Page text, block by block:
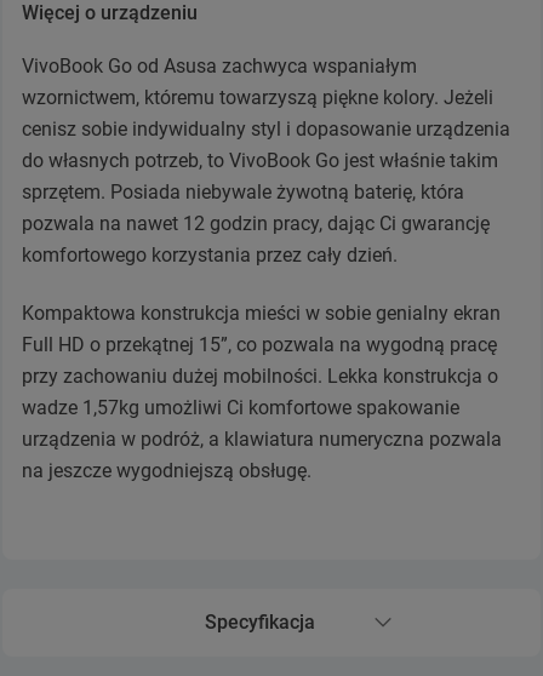
Więcej o urządzeniu
VivoBook Go od Asusa zachwyca wspaniałym
wzornictwem, któremu towarzyszą piękne kolory. Jeżeli
cenisz sobie indywidualny styl i dopasowanie urządzenia
do własnych potrzeb, to VivoBook Go jest właśnie takim
sprzętem. Posiada niebywale żywotną baterię, która
pozwala na nawet 12 godzin pracy, dając Ci gwarancję
komfortowego korzystania przez cały dzień.
Kompaktowa konstrukcja mieści w sobie genialny ekran
Full HD o przekątnej 15”, co pozwala na wygodną pracę
przy zachowaniu dużej mobilności. Lekka konstrukcja o
wadze 1,57kg umożliwi Ci komfortowe spakowanie
urządzenia w podróż, a klawiatura numeryczna pozwala
na jeszcze wygodniejszą obsługę.
Specyfikacja
Rozwiń sekcję Specyfikacja